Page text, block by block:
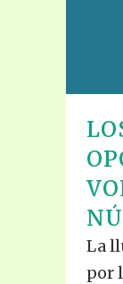
La
por